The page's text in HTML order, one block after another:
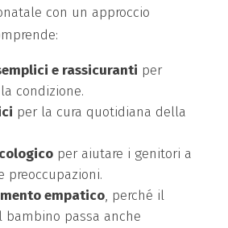
con un approccio
e rassicuranti per
condizione.
per la cura quotidiana della
per aiutare i genitori a
preoccupazioni.
empatico, perché il
bambino passa anche